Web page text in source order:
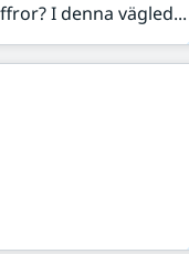
I denna vägled...